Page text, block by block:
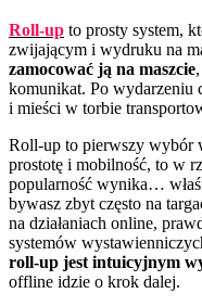
Roll-up to prosty system,
zwijającym i wydruku na
zamocować ją na maszcie
komunikat. Po wydarzeniu
i mieści w torbie
Roll-up to pierwszy wybór
prostotę i mobilność, to w
popularność wynika…
bywasz zbyt często na
na działaniach online,
systemów
roll-up jest intuicyjnym
offline idzie o krok dalej.